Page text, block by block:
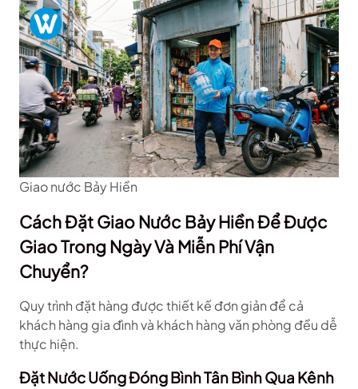
Giao nước Bảy Hiền
Cách Đặt Giao Nước Bảy Hiền Để Được
Giao Trong Ngày Và Miễn Phí Vận
Chuyển?
Quy trình đặt hàng được thiết kế đơn giản để cả
khách hàng gia đình và khách hàng văn phòng đều dễ
thực hiện.
Đặt Nước Uống Đóng Bình Tân Bình Qua Kênh